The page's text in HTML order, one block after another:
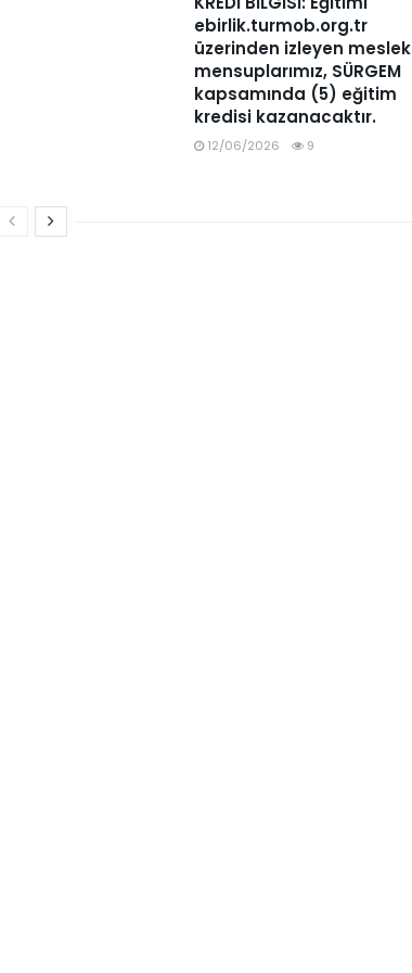
ebirlik.turmob.org.tr
üzerinden izleyen meslek
mensuplarımız, SÜRGEM
kapsamında (5) eğitim
kredisi kazanacaktır.
12/06/2026 9